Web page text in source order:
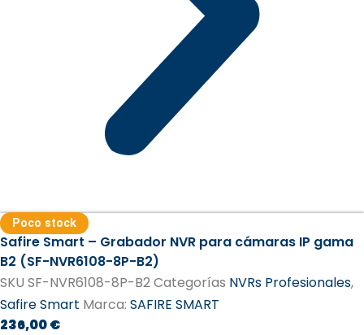
Poco stock
Safire Smart – Grabador NVR para cámaras IP gama
B2 (SF-NVR6108-8P-B2)
SKU SF-NVR6108-8P-B2Categorías NVRs Profesionales,
Safire Smart Marca: SAFIRE SMART
236,00€